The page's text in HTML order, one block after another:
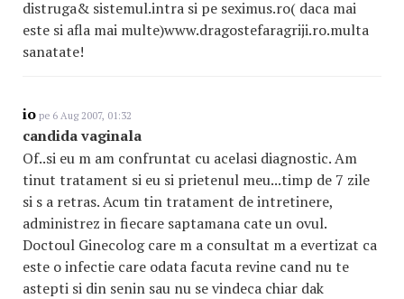
distruga& sistemul.intra si pe seximus.ro( daca mai
este si afla mai multe)www.dragostefaragriji.ro.multa
sanatate!
io pe 6 Aug 2007, 01:32
candida vaginala
Of..si eu m am confruntat cu acelasi diagnostic. Am
tinut tratament si eu si prietenul meu...timp de 7 zile
si s a retras. Acum tin tratament de intretinere,
administrez in fiecare saptamana cate un ovul.
Doctoul Ginecolog care m a consultat m a evertizat ca
este o infectie care odata facuta revine cand nu te
astepti si din senin sau nu se vindeca chiar dak